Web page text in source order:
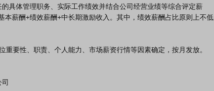
本薪酬+绩效薪酬+中长期激励收入。其中，绩效薪酬占比原则上不低